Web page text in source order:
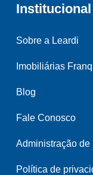
Institucional
Sobre a Leardi
Imobiliárias
Blog
Fale Conosco
Administração de
Política de